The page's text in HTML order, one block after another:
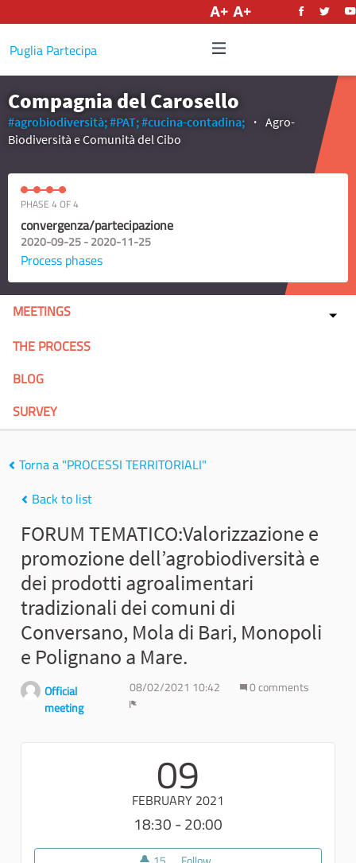
Puglia Partecipa
Compagnia del Carosello
#agrobiodiversità;#PAT;#cucina-contadina;
Agro-
Biodiversità e Comunità del Cibo
PHASE 4 OF 4
convergenza/partecipazione
2020-09-25 - 2020-11-25
Process phases
MEETINGS
THE PROCESS
BLOG
SURVEY
Torna a "PROCESSI TERRITORIALI"
Back to list
FORUM TEMATICO:Valorizzazione e
promozione dell’agrobiodiversità e
dei prodotti agroalimentari
tradizionali dei comuni di
Conversano, Mola di Bari, Monopoli
e Polignano a Mare.
Official
meeting
08/02/2021 10:42
0 comments
09
FEBRUARY 2021
18:30 - 20:00